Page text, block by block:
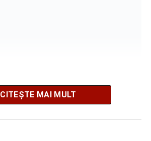
CITEȘTE MAI MULT